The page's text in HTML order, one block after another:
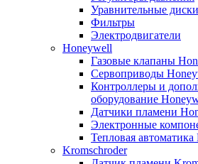
Уравнительные диски
Фильтры
Электродвигатели
Honeywell
Газовые клапаны
Сервоприводы
Контроллеры и
оборудование
Датчики пламени
Электронные
Тепловая
Kromschroder